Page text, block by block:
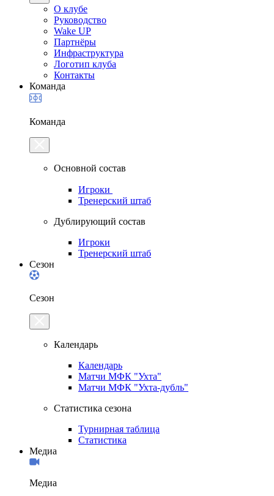
О клубе
Руководство
Wake UP
Партнёры
Инфраструктура
Логотип клуба
Контакты
Команда
Команда
Основной состав
Игроки
Тренерский штаб
Дублирующий состав
Игроки
Тренерский штаб
Сезон
Сезон
Календарь
Календарь
Матчи МФК "Ухта"
Матчи МФК "Ухта-дубль"
Статистика сезона
Турнирная таблица
Статистика
Медиа
Медиа